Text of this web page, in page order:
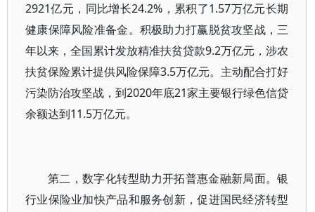
2921亿元，同比增长24.2%，累积了1.57万亿元长期
健康保障风险准备金。积极助力打赢脱贫攻坚战，三
年以来，全国累计发放精准扶贫贷款9.2万亿元，涉农
扶贫保险累计提供风险保障3.5万亿元。主动配合打好
污染防治攻坚战，到2020年底21家主要银行绿色信贷
余额达到11.5万亿元。
第二，数字化转型助力开拓普惠金融新局面。银
行业保险业加快产品和服务创新，促进国民经济转型